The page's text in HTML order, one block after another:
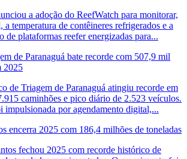
a adoção do ReefWatch para monitorar,
a temperatura de contêineres refrigerados e a
de plataformas reefer energizadas para...
de Paranaguá bate recorde com 507,9 mil
2025
de Triagem de Paranaguá atingiu recorde em
caminhões e pico diário de 2.523 veículos.
impulsionada por agendamento digital,...
encerra 2025 com 186,4 milhões de toneladas
fechou 2025 com recorde histórico de